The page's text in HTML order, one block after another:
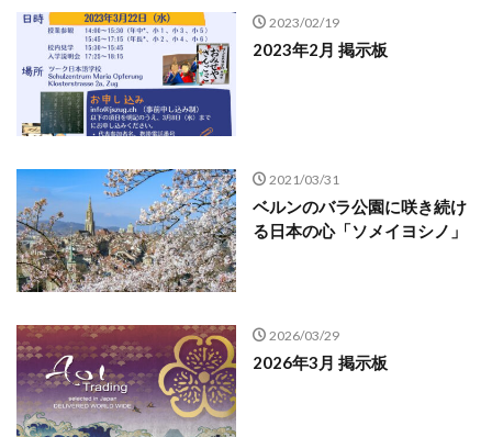
2023/02/19
2023年2月 掲示板
2021/03/31
ベルンのバラ公園に咲き続け
る日本の心「ソメイヨシノ」
2026/03/29
2026年3月 掲示板